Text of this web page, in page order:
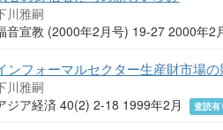
川雅嗣
音宣教 (2000年2月号) 19-27 2000年2
ンフォーマルセクター生産財市場
川雅嗣
ジア経済 40(2) 2-18 1999年2月
査読有